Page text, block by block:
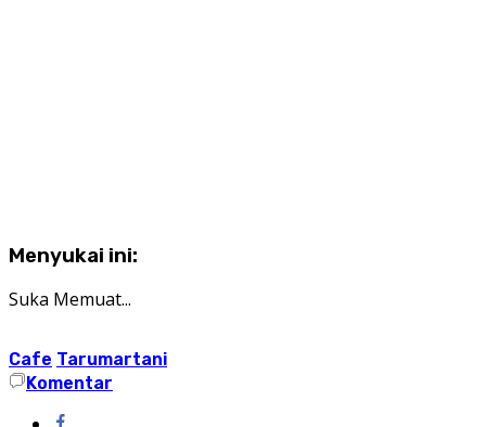
Menyukai ini:
Suka Memuat...
Cafe Tarumartani
Komentar